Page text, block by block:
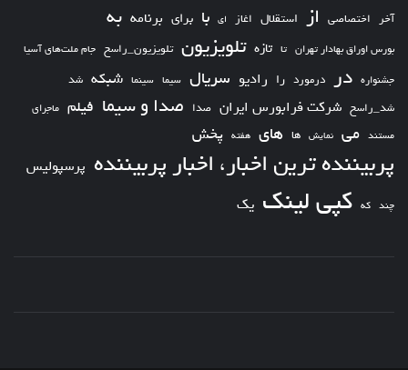
آخر اختصاصی از استقلال اغاز ای با برای برنامه به
بورس اوراق بهادار تهران تا تازه تلویزیون تلویزیون_راسخ جام ملت‌های آسیا
جشنواره در درمورد را رادیو سریال سیما سینما شبکه شد
شد_راسخ شرکت فرابورس ایران صدا صدا و سیما فیلم ماجرای
مستند می نمایش ها های هفته پخش
پربیننده ترین اخبار، اخبار پربیننده پرسپولیس
چند که کپی لینک یک